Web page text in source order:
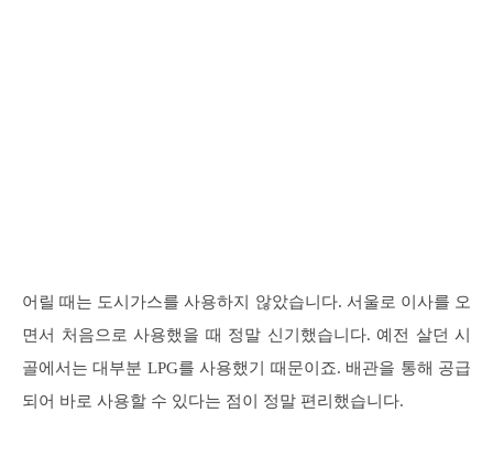
어릴 때는 도시가스를 사용하지 않았습니다. 서울로 이사를 오
면서 처음으로 사용했을 때 정말 신기했습니다. 예전 살던 시
골에서는 대부분 LPG를 사용했기 때문이죠. 배관을 통해 공급
되어 바로 사용할 수 있다는 점이 정말 편리했습니다.